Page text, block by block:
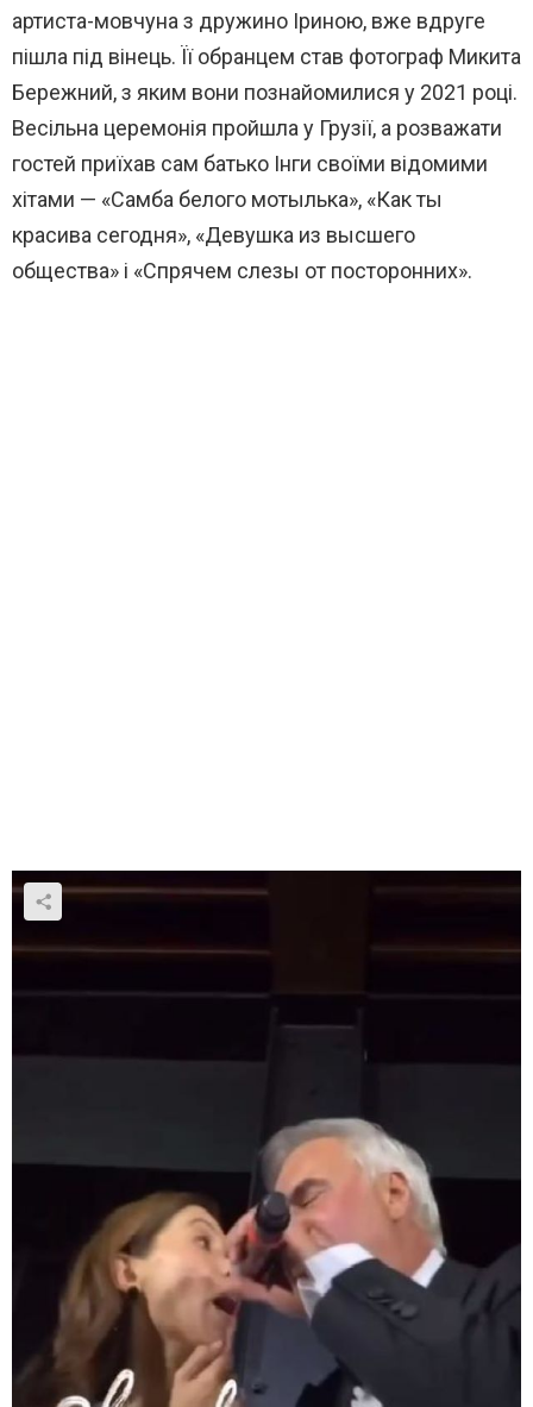
артиста-мовчуна з дружино Іриною, вже вдруге
пішла під вінець. Її обранцем став фотограф Микита
Бережний, з яким вони познайомилися у 2021 році.
Весільна церемонія пройшла у Грузії, а розважати
гостей приїхав сам батько Інги своїми відомими
хітами — «Самба белого мотылька», «Как ты
красива сегодня», «Девушка из высшего
общества» і «Спрячем слезы от посторонних».